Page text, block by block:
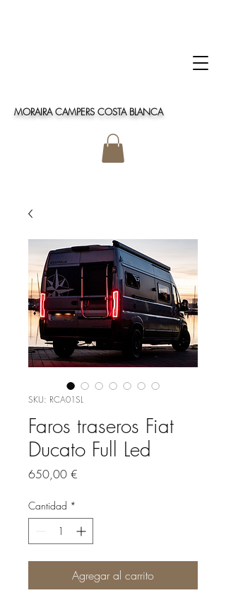
MORAIRA CAMPERS COSTA BLANCA
SKU: RCA01SL
Faros traseros Fiat
Ducato Full Led
650,00 €
Cantidad *
Agregar al carrito